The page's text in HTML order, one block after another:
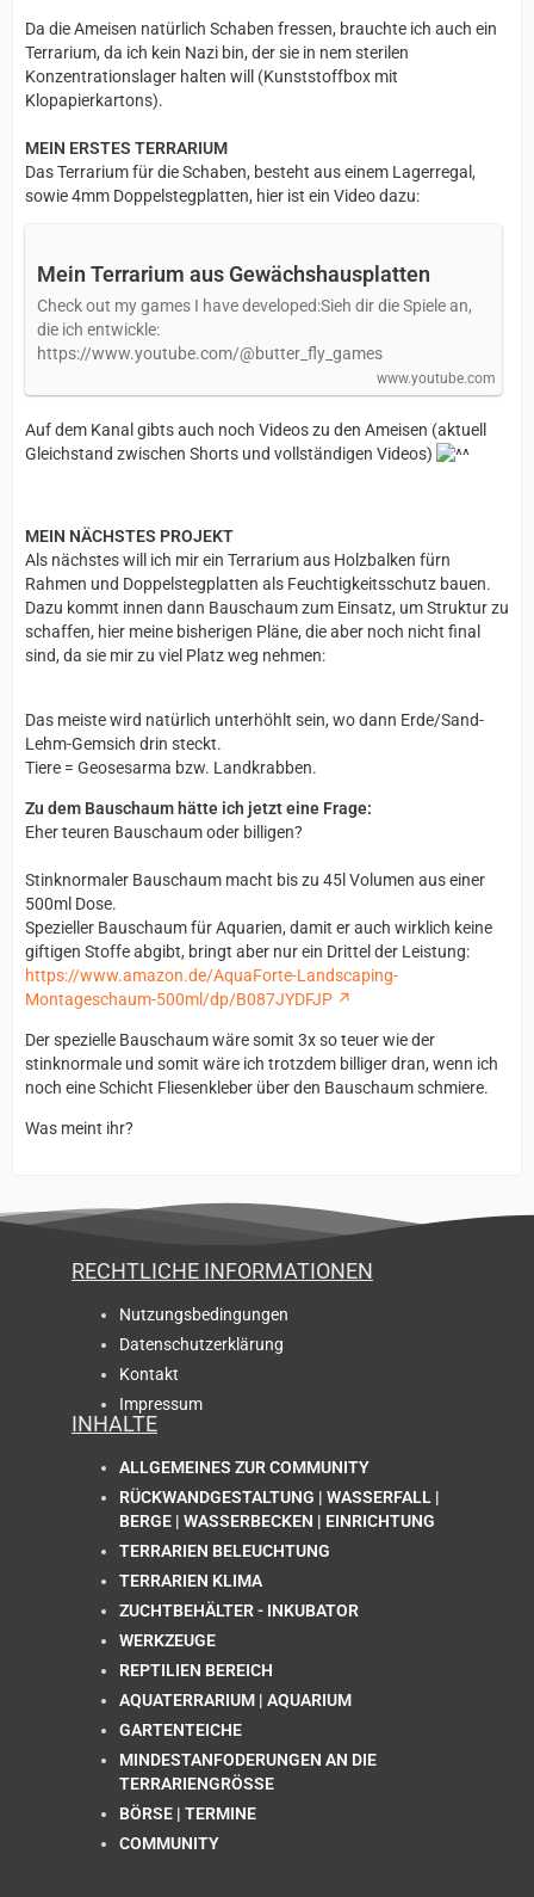
Da die Ameisen natürlich Schaben fressen, brauchte ich auch ein
Terrarium, da ich kein Nazi bin, der sie in nem sterilen
Konzentrationslager halten will (Kunststoffbox mit
Klopapierkartons).
MEIN ERSTES TERRARIUM
Das Terrarium für die Schaben, besteht aus einem Lagerregal,
sowie 4mm Doppelstegplatten, hier ist ein Video dazu:
Mein Terrarium aus Gewächshausplatten
Check out my games I have developed:Sieh dir die Spiele an,
die ich entwickle:
https://www.youtube.com/@butter_fly_games
www.youtube.com
Auf dem Kanal gibts auch noch Videos zu den Ameisen (aktuell
Gleichstand zwischen Shorts und vollständigen Videos)
MEIN NÄCHSTES PROJEKT
Als nächstes will ich mir ein Terrarium aus Holzbalken fürn
Rahmen und Doppelstegplatten als Feuchtigkeitsschutz bauen.
Dazu kommt innen dann Bauschaum zum Einsatz, um Struktur zu
schaffen, hier meine bisherigen Pläne, die aber noch nicht final
sind, da sie mir zu viel Platz weg nehmen:
Das meiste wird natürlich unterhöhlt sein, wo dann Erde/Sand-
Lehm-Gemsich drin steckt.
Tiere = Geosesarma bzw. Landkrabben.
Zu dem Bauschaum hätte ich jetzt eine Frage:
Eher teuren Bauschaum oder billigen?
Stinknormaler Bauschaum macht bis zu 45l Volumen aus einer
500ml Dose.
Spezieller Bauschaum für Aquarien, damit er auch wirklich keine
giftigen Stoffe abgibt, bringt aber nur ein Drittel der Leistung:
https://www.amazon.de/AquaForte-Landscaping-
Montageschaum-500ml/dp/B087JYDFJP
Der spezielle Bauschaum wäre somit 3x so teuer wie der
stinknormale und somit wäre ich trotzdem billiger dran, wenn ich
noch eine Schicht Fliesenkleber über den Bauschaum schmiere.
Was meint ihr?
RECHTLICHE INFORMATIONEN
Nutzungsbedingungen
Datenschutzerklärung
Kontakt
Impressum
INHALTE
ALLGEMEINES ZUR COMMUNITY
RÜCKWANDGESTALTUNG | WASSERFALL |
BERGE | WASSERBECKEN | EINRICHTUNG
TERRARIEN BELEUCHTUNG
TERRARIEN KLIMA
ZUCHTBEHÄLTER - INKUBATOR
WERKZEUGE
REPTILIEN BEREICH
AQUATERRARIUM | AQUARIUM
GARTENTEICHE
MINDESTANFODERUNGEN AN DIE
TERRARIENGRÖSSE
BÖRSE | TERMINE
COMMUNITY